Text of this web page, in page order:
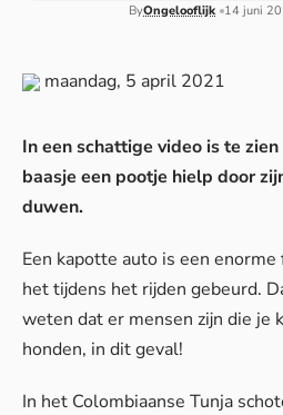
ByOngelooflijk 14 juni
maandag, 5 april 2021
In een schattige video is te
baasje een pootje hielp door
duwen.
Een kapotte auto is een
het tijdens het rijden gebeurd.
weten dat er mensen zijn die je
honden, in dit geval!
In het Colombiaanse Tunja